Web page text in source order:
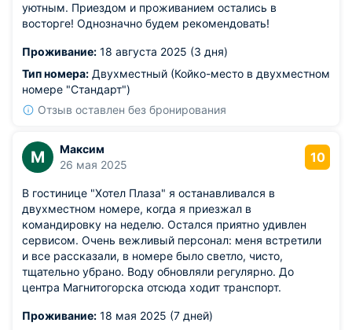
уютным. Приездом и проживанием остались в
восторге! Однозначно будем рекомендовать!
Проживание: 18 августа 2025 (3 дня)
Тип номера: Двухместный (Койко-место в двухместном
номере "Стандарт")
Отзыв оставлен без бронирования
М
Максим
26 мая 2025
10
В гостинице "Хотел Плаза" я останавливался в
двухместном номере, когда я приезжал в
командировку на неделю. Остался приятно удивлен
сервисом. Очень вежливый персонал: меня встретили
и все рассказали, в номере было светло, чисто,
тщательно убрано. Воду обновляли регулярно. До
центра Магнитогорска отсюда ходит транспорт.
Проживание: 18 мая 2025 (7 дней)